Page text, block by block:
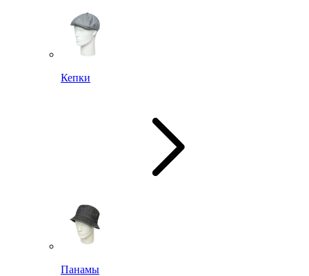
Кепки
Панамы